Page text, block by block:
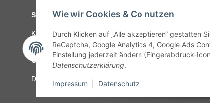
Wie wir Cookies & Co nutzen
Durch Klicken auf „Alle akzeptieren“ gestatten
ReCaptcha, Google Analytics 4, Google Ads
Einstellung jederzeit ändern (Fingerabdruck-
Datenschutzerklärung.
Impressum Datenschutz
Service
Kontakt C-Teile Management Sonderteile Karriere
Gesetzliche Informationen
Datenschutz AGB